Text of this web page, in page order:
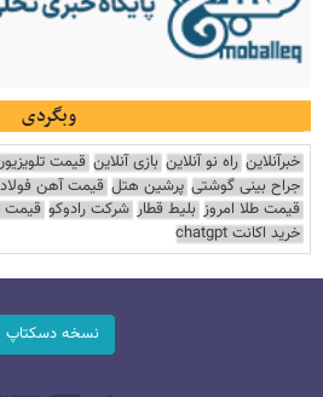
وبگردی
خبرآنلاین راه نو آنلاین بازی آنلاین قیمت
جراح بینی گوشتی پرشین هتل قیمت آهن فولاد
قیمت طلا امروز بلیط قطار شرکت رادوکو قیمت
خرید اکانت chatgpt
نسخه دسکتاپ